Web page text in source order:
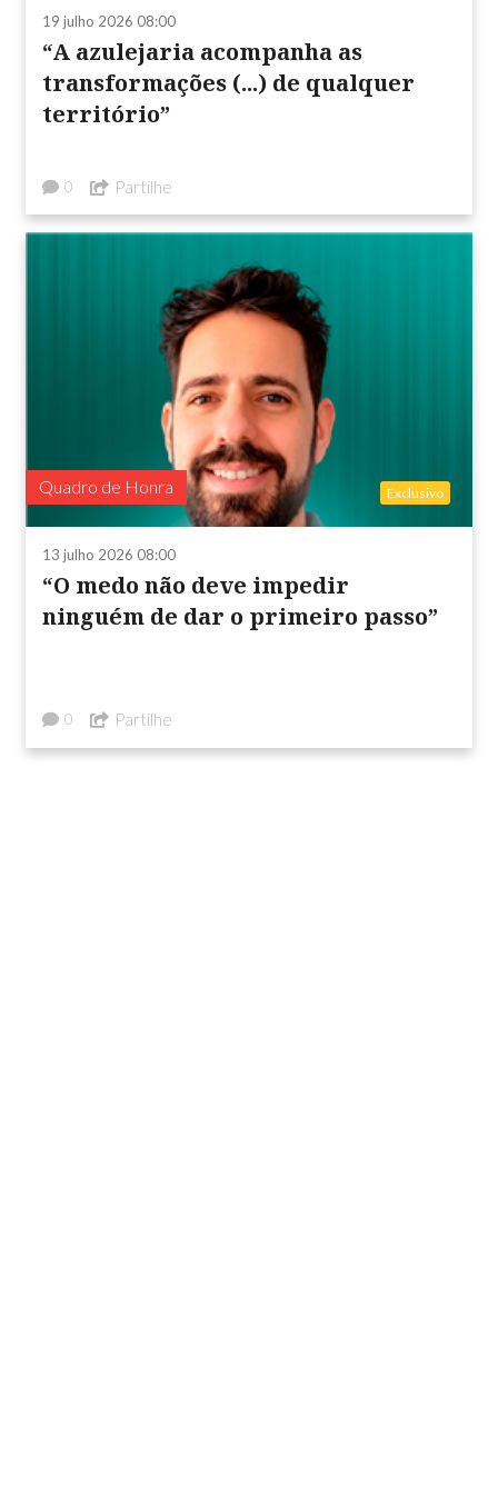
19 julho 2026 08:00
“A azulejaria acompanha as
transformações (...) de qualquer
território”
0 Partilhe
Quadro de Honra Exclusivo
13 julho 2026 08:00
“O medo não deve impedir
ninguém de dar o primeiro passo”
0 Partilhe